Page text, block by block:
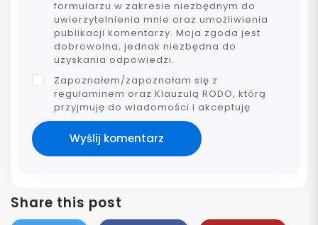
formularzu w zakresie niezbędnym do
uwierzytelnienia mnie oraz umożliwienia
publikacji komentarzy. Moja zgoda jest
dobrowolna, jednak niezbędna do
uzyskania odpowiedzi.
Zapoznałem/zapoznałam się z
regulaminem oraz Klauzulą RODO, którą
przyjmuję do wiadomości i akceptuję
Wyślij komentarz
Share this post